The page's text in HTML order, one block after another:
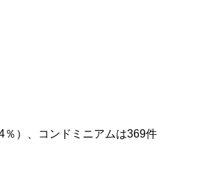
）、コンドミニアムは369件